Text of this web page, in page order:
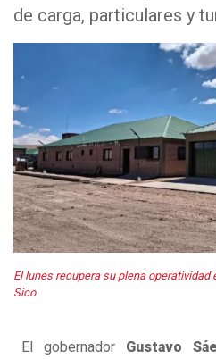
de carga, particulares y
El lunes recupera su plena operatividad
Sico
El gobernador Gustavo